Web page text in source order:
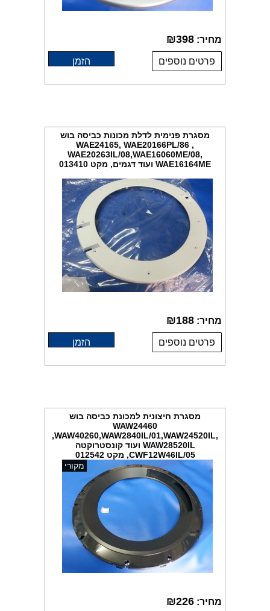
מחיר: ₪398
פרטים נוספים הזמן
מסגרת פנימית לדלת מכונות כביסה בוש
WAE24165, WAE20166PL/86 ,
WAE20263IL/08,WAE16060ME/08,
WAE16164ME ועוד דגמים, מקט 013410
מחיר: ₪188
פרטים נוספים הזמן
מסגרת חיצונית למכונת כביסה בוש
WAW24460
,WAW40260,WAW2840IL/01,WAW24520IL,
WAW28520IL ועוד קונסטרוקטה
CWF12W46IL/05, מקט 012542
מקורי
מחיר: ₪226